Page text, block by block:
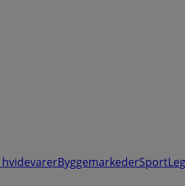
hvidevarerByggemarkederSport